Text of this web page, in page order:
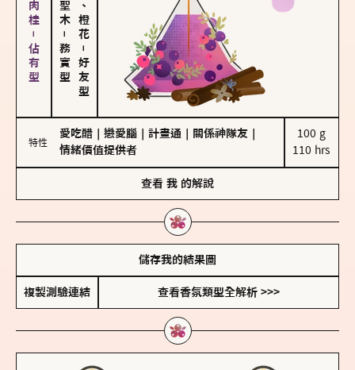
－
務實型 －
好友型
特性
愛吃醋 戀愛腦 計畫通 關係神隊友
情緒價值提供者
100 g
110 hrs
查看 我 的解說
儲存我的結果圖
複製測驗連結 查看香氛類型全解析 >>>